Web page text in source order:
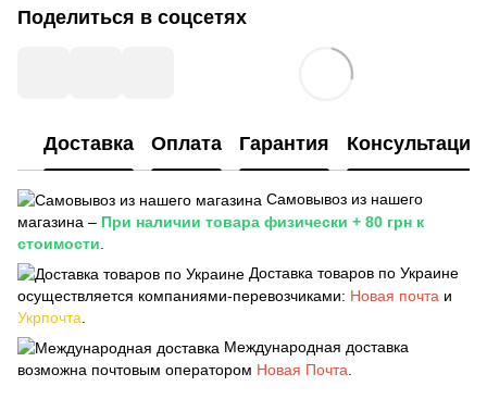
Поделиться в соцсетях
Доставка Оплата Гарантия Консультация
Самовывоз из нашего
магазина – При наличии товара физически + 80 грн к
стоимости
Доставка товаров по Украине
осуществляется компаниями-перевозчиками: Новая почта и
Укрпочта
Международная доставка
возможна почтовым оператором Новая Почта.